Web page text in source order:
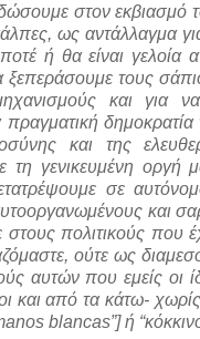
στον εκβιασμό
ως αντάλλαγμα
ή θα είναι γελοία
ξεπεράσουμε τους
και για
δημοκρατία
και της
τη γενικευμένη οργή
σε
και
στους πολιτικούς που
ούτε ως
αυτών που εμείς οι
και από τα κάτω-
blancas”] ή